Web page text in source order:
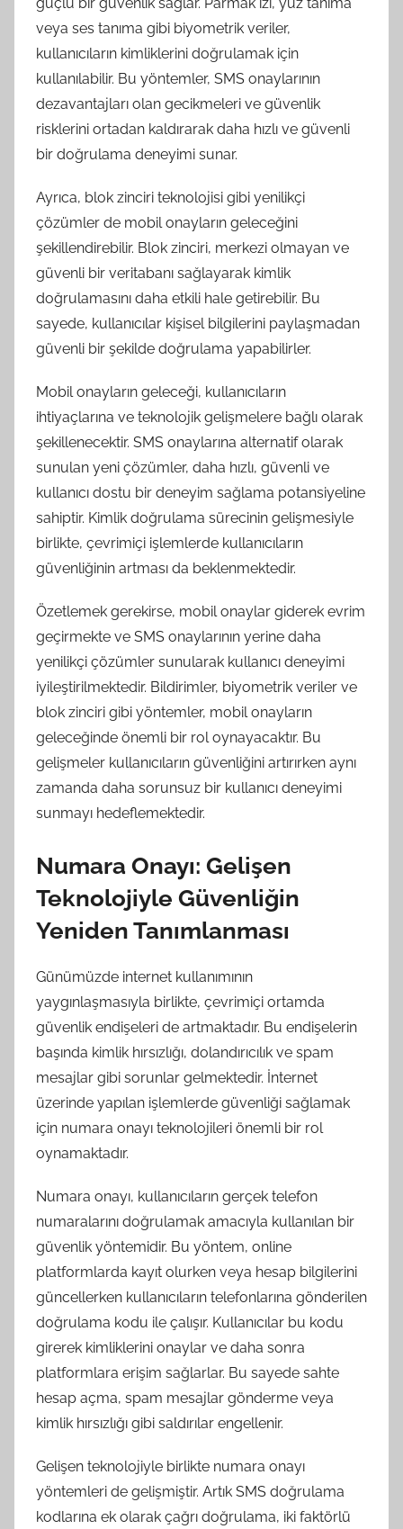
veya ses tanıma gibi biyometrik veriler,
kullanıcıların kimliklerini doğrulamak için
kullanılabilir. Bu yöntemler, SMS onaylarının
dezavantajları olan gecikmeleri ve güvenlik
risklerini ortadan kaldırarak daha hızlı ve güvenli
bir doğrulama deneyimi sunar.
Ayrıca, blok zinciri teknolojisi gibi yenilikçi
çözümler de mobil onayların geleceğini
şekillendirebilir. Blok zinciri, merkezi olmayan ve
güvenli bir veritabanı sağlayarak kimlik
doğrulamasını daha etkili hale getirebilir. Bu
sayede, kullanıcılar kişisel bilgilerini paylaşmadan
güvenli bir şekilde doğrulama yapabilirler.
Mobil onayların geleceği, kullanıcıların
ihtiyaçlarına ve teknolojik gelişmelere bağlı olarak
şekillenecektir. SMS onaylarına alternatif olarak
sunulan yeni çözümler, daha hızlı, güvenli ve
kullanıcı dostu bir deneyim sağlama potansiyeline
sahiptir. Kimlik doğrulama sürecinin gelişmesiyle
birlikte, çevrimiçi işlemlerde kullanıcıların
güvenliğinin artması da beklenmektedir.
Özetlemek gerekirse, mobil onaylar giderek evrim
geçirmekte ve SMS onaylarının yerine daha
yenilikçi çözümler sunularak kullanıcı deneyimi
iyileştirilmektedir. Bildirimler, biyometrik veriler ve
blok zinciri gibi yöntemler, mobil onayların
geleceğinde önemli bir rol oynayacaktır. Bu
gelişmeler kullanıcıların güvenliğini artırırken aynı
zamanda daha sorunsuz bir kullanıcı deneyimi
sunmayı hedeflemektedir.
Numara Onayı: Gelişen
Teknolojiyle Güvenliğin
Yeniden Tanımlanması
Günümüzde internet kullanımının
yaygınlaşmasıyla birlikte, çevrimiçi ortamda
güvenlik endişeleri de artmaktadır. Bu endişelerin
başında kimlik hırsızlığı, dolandırıcılık ve spam
mesajlar gibi sorunlar gelmektedir. İnternet
üzerinde yapılan işlemlerde güvenliği sağlamak
için numara onayı teknolojileri önemli bir rol
oynamaktadır.
Numara onayı, kullanıcıların gerçek telefon
numaralarını doğrulamak amacıyla kullanılan bir
güvenlik yöntemidir. Bu yöntem, online
platformlarda kayıt olurken veya hesap bilgilerini
güncellerken kullanıcıların telefonlarına gönderilen
doğrulama kodu ile çalışır. Kullanıcılar bu kodu
girerek kimliklerini onaylar ve daha sonra
platformlara erişim sağlarlar. Bu sayede sahte
hesap açma, spam mesajlar gönderme veya
kimlik hırsızlığı gibi saldırılar engellenir.
Gelişen teknolojiyle birlikte numara onayı
yöntemleri de gelişmiştir. Artık SMS doğrulama
kodlarına ek olarak çağrı doğrulama, iki faktörlü